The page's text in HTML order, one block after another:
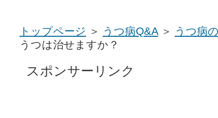
トップページ ＞ うつ病Q&A＞ うつ病
うつは治せますか？
スポンサーリンク